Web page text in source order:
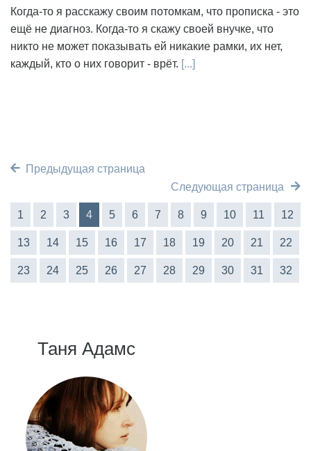
Когда-то я расскажу своим потомкам, что прописка - это
ещё не диагноз. Когда-то я скажу своей внучке, что
никто не может показывать ей никакие рамки, их нет,
каждый, кто о них говорит - врёт. [...]
Предыдущая страница
Следующая страница
1 2 3 4 5 6 7 8 9 10 11 12
13 14 15 16 17 18 19 20 21 22
23 24 25 26 27 28 29 30 31 32
Таня Адамс